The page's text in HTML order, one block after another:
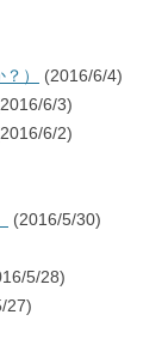
）
(2016/6/4)
6/3)
6/2)
(2016/5/30)
5/28)
27)